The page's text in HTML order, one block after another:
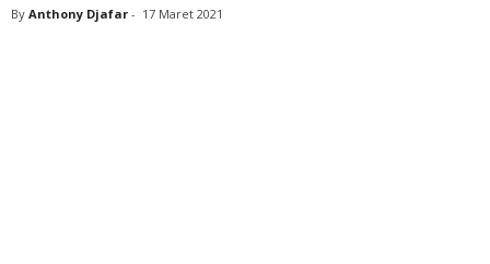
By Anthony Djafar - 17 Maret 2021